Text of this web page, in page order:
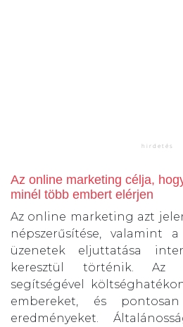
Az online marketing célja,
minél több embert elérjen
Az online marketing azt
népszerűsítése, valamint
üzenetek eljuttatása
keresztül történik. Az
segítségével
embereket, és
eredményeket.